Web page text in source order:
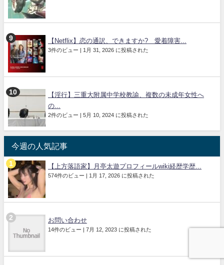
【Netflix】恋の通訳、できますか? 愛着障害...
3件のビュー 1月 31, 2026 に投稿された
【淫行】三重大附属中学校教諭、複数の未成年女性へ
の...
2件のビュー 5月 10, 2024 に投稿された
今週の人気記事
【上方落語家】月亭太遊プロフィールwiki経歴学歴...
574件のビュー 1月 17, 2026 に投稿された
お問い合わせ
14件のビュー 7月 12, 2023 に投稿された